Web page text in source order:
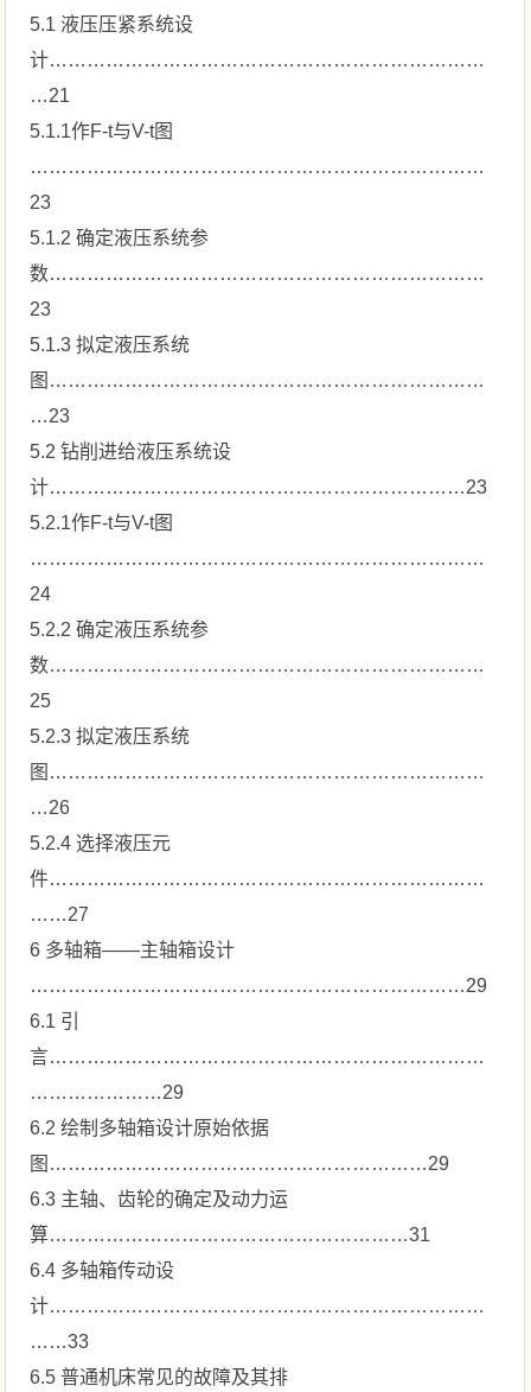
5.1 液压压紧系统设
计……………………………………………………………
…21
5.1.1作F-t与V-t图
………………………………………………………………
23
5.1.2 确定液压系统参
数……………………………………………………………
23
5.1.3 拟定液压系统
图……………………………………………………………
…23
5.2 钻削进给液压系统设
计…………………………………………………………23
5.2.1作F-t与V-t图
………………………………………………………………
24
5.2.2 确定液压系统参
数……………………………………………………………
25
5.2.3 拟定液压系统
图……………………………………………………………
…26
5.2.4 选择液压元
件……………………………………………………………
……27
6 多轴箱——主轴箱设计
……………………………………………………………29
6.1 引
言……………………………………………………………
…………………29
6.2 绘制多轴箱设计原始依据
图……………………………………………………29
6.3 主轴、齿轮的确定及动力运
算…………………………………………………31
6.4 多轴箱传动设
计……………………………………………………………
……33
6.5 普通机床常见的故障及其排